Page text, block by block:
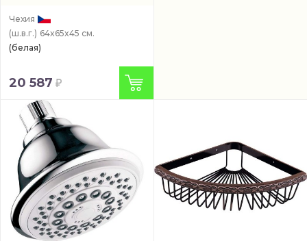
Чехия
(ш.в.г.) 64x65x45 см.
(белая)
20 587